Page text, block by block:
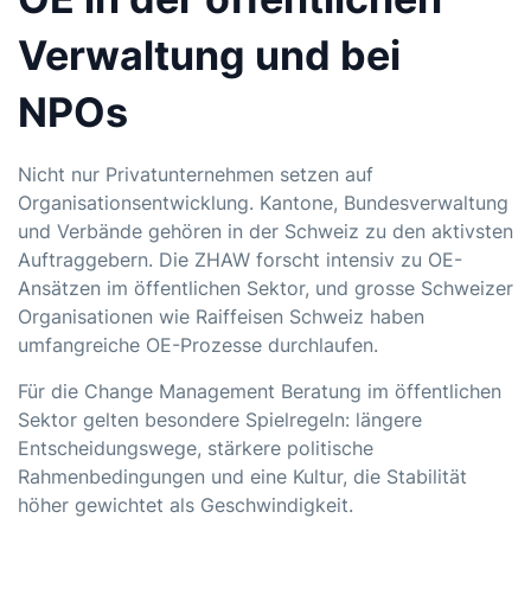
Verwaltung und bei
NPOs
Nicht nur Privatunternehmen setzen auf
Organisationsentwicklung. Kantone, Bundesverwaltung
und Verbände gehören in der Schweiz zu den aktivsten
Auftraggebern. Die ZHAW forscht intensiv zu OE-
Ansätzen im öffentlichen Sektor, und grosse Schweizer
Organisationen wie Raiffeisen Schweiz haben
umfangreiche OE-Prozesse durchlaufen.
Für die Change Management Beratung im öffentlichen
Sektor gelten besondere Spielregeln: längere
Entscheidungswege, stärkere politische
Rahmenbedingungen und eine Kultur, die Stabilität
höher gewichtet als Geschwindigkeit.